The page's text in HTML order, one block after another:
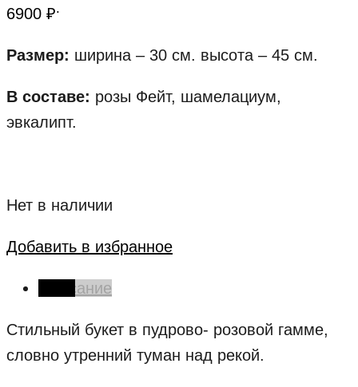
6900 ₽.
Размер: ширина – 30 см. высота – 45 см.
В составе: розы Фейт, шамелациум,
эвкалипт.
Нет в наличии
Добавить в избранное
Описание
Стильный букет в пудрово- розовой гамме,
словно утренний туман над рекой.